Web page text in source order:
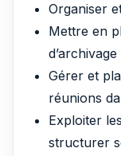
Organiser
Mettre en
Gérer et
réunions
Exploiter
structurer